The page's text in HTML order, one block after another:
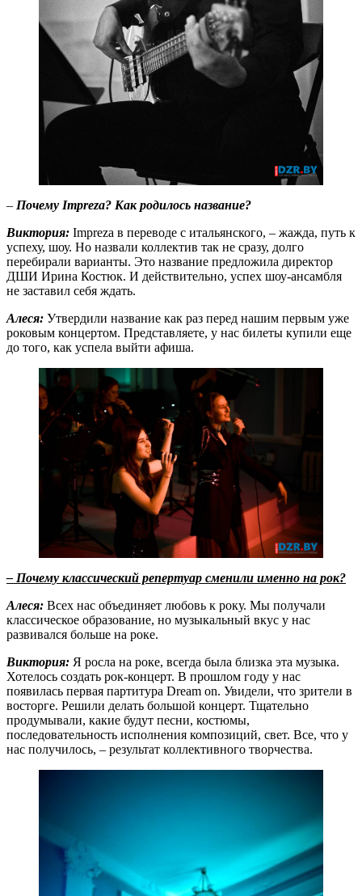
– Почему Impreza? Как родилось название?
Виктория: Impreza в переводе с итальянского, – жажда, путь к
успеху, шоу. Но назвали коллектив так не сразу, долго
перебирали варианты. Это название предложила директор
ДШИ Ирина Костюк. И действительно, успех шоу-ансамбля
не заставил себя ждать.
Алеся: Утвердили название как раз перед нашим первым уже
роковым концертом. Представляете, у нас билеты купили еще
до того, как успела выйти афиша.
– Почему классический репертуар сменили именно на рок?
Алеся: Всех нас объединяет любовь к року. Мы получали
классическое образование, но музыкальный вкус у нас
развивался больше на роке.
Виктория: Я росла на роке, всегда была близка эта музыка.
Хотелось создать рок-концерт. В прошлом году у нас
появилась первая партитура Dream on. Увидели, что зрители в
восторге. Решили делать большой концерт. Тщательно
продумывали, какие будут песни, костюмы,
последовательность исполнения композиций, свет. Все, что у
нас получилось, – результат коллективного творчества.